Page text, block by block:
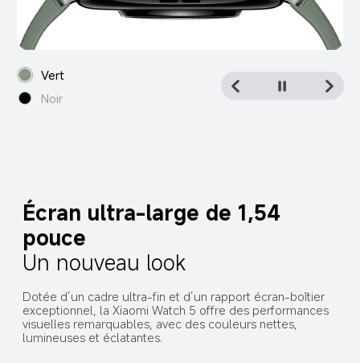
Vert
Noir
Écran ultra-large de 1,54
pouce
Un nouveau look
Dotée d’un cadre ultra-fin et d’un rapport écran-boîtier
exceptionnel, la Xiaomi Watch 5 offre des performances
visuelles remarquables, avec des couleurs nettes,
lumineuses et éclatantes.